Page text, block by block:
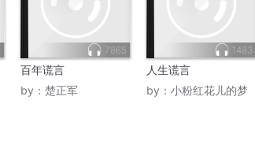
7865
百年谎言
by： 楚正军
1483
人生谎言
by： 小粉红花儿的梦